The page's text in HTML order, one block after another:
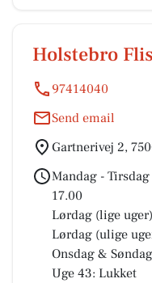
Holstebro
97414040
Send email
Gartnerivej 2,
Mandag -
17.00
Lørdag (lige
Lørdag (ulige
Onsdag &
Uge 43: Lukket